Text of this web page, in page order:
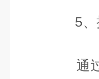
5、
通过